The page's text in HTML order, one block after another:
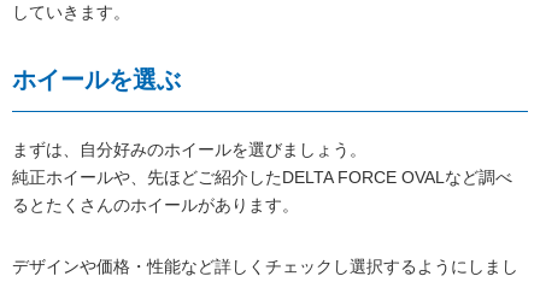
していきます。
ホイールを選ぶ
まずは、自分好みのホイールを選びましょう。
純正ホイールや、先ほどご紹介したDELTA FORCE OVALなど調べ
るとたくさんのホイールがあります。
デザインや価格・性能など詳しくチェックし選択するようにしまし